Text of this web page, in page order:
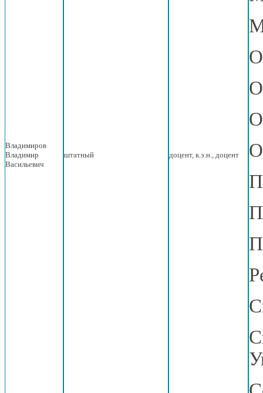
Владимиров
Владимир
Васильевич
штатный доцент, к.э.н., доцент